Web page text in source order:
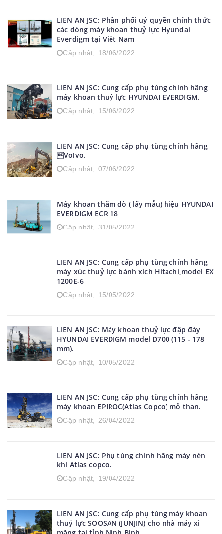
LIEN AN JSC: Phân phối uỷ quyền chính thức
các dòng máy khoan thuỷ lực Hyundai
Everdigm tại Việt Nam
Cập nhật, 18/06/2022
LIEN AN JSC: Cung cấp phụ tùng chính hãng
máy khoan thuỷ lực HYUNDAI EVERDIGM.
Cập nhật, 15/06/2022
LIEN AN JSC: Cung cấp phụ tùng chính hãng
Volvo.
Cập nhật, 07/06/2022
Máy khoan thăm dò ( lấy mẫu) hiệu HYUNDAI
EVERDIGM ECR 18
Cập nhật, 31/05/2022
LIEN AN JSC: Cung cấp phụ tùng chính hãng
máy xúc thuỷ lực bánh xích Hitachi,model EX
1200E-6
Cập nhật, 15/05/2022
LIEN AN JSC: Máy khoan thuỷ lực đập đáy
HYUNDAI EVERDIGM model D700 (115 - 178
mm).
Cập nhật, 10/05/2022
LIEN AN JSC: Cung cấp phụ tùng chính hãng
máy khoan EPIROC(Atlas Copco) mỏ than.
Cập nhật, 26/04/2022
LIEN AN JSC: Phụ tùng chính hãng máy nén
khí Atlas copco.
Cập nhật, 19/04/2022
LIEN AN JSC: Cung cấp phụ tùng máy khoan
thuỷ lực SOOSAN (JUNJIN) cho nhà máy xi